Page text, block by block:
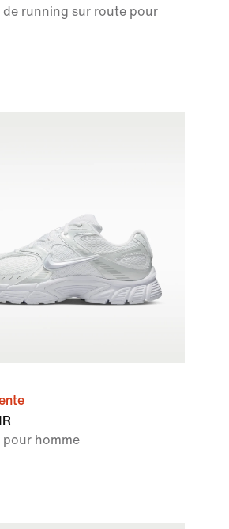
de running sur route pour
pour homme